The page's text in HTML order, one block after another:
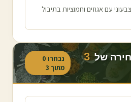
עם אגוזים וחמוציות בתיבול
של 3 נבחרו 0
מתוך 3